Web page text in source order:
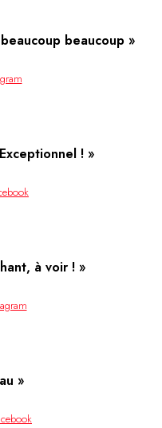
beaucoup »
! »
à voir ! »
»